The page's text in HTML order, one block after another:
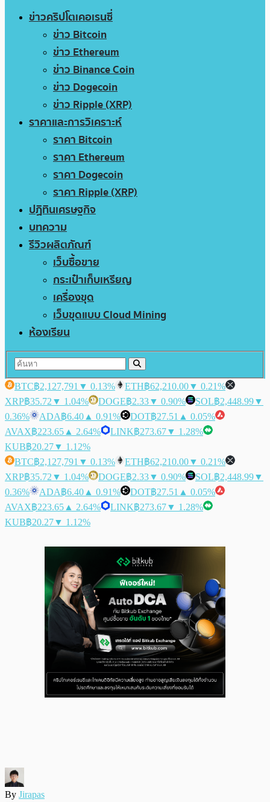
ข่าวคริปโตเคอเรนซี่
ข่าว Bitcoin
ข่าว Ethereum
ข่าว Binance Coin
ข่าว Dogecoin
ข่าว Ripple (XRP)
ราคาและการวิเคราะห์
ราคา Bitcoin
ราคา Ethereum
ราคา Dogecoin
ราคา Ripple (XRP)
ปฏิทินเศรษฐกิจ
บทความ
รีวิวผลิตภัณฑ์
เว็บซื้อขาย
กระเป๋าเก็บเหรียญ
เครื่องขุด
เว็บขุดแบบ Cloud Mining
ห้องเรียน
BTC฿2,127,791 ▼ 0.13% ETH฿62,210.00▼ 0.21%
XRP฿35.72 ▼ 1.04% DOGE฿2.33▼ 0.90% SOL฿2,448.99▼
0.36%
ADA฿6.40 ▲ 0.91% DOT฿27.51 ▲ 0.05%
AVAX฿223.65 ▲ 2.64% LINK฿273.67▼ 1.28%
KUB฿20.27▼ 1.12%
BTC฿2,127,791 ▼ 0.13% ETH฿62,210.00▼ 0.21%
XRP฿35.72 ▼ 1.04% DOGE฿2.33▼ 0.90% SOL฿2,448.99▼
0.36%
ADA฿6.40 ▲ 0.91% DOT฿27.51 ▲ 0.05%
AVAX฿223.65 ▲ 2.64% LINK฿273.67▼ 1.28%
KUB฿20.27▼ 1.12%
By Jirapas